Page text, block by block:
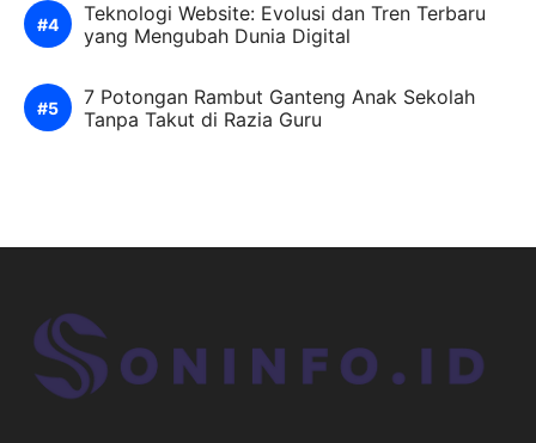
Teknologi Website: Evolusi dan Tren Terbaru
yang Mengubah Dunia Digital
7 Potongan Rambut Ganteng Anak Sekolah
Tanpa Takut di Razia Guru